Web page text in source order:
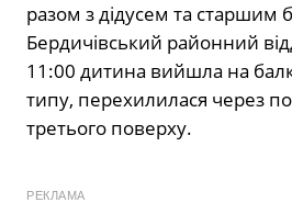
разом з дідусем та старшим
Бердичівський районний
11:00 дитина вийшла на
типу, перехилилася через
третього поверху.
РЕКЛАМА